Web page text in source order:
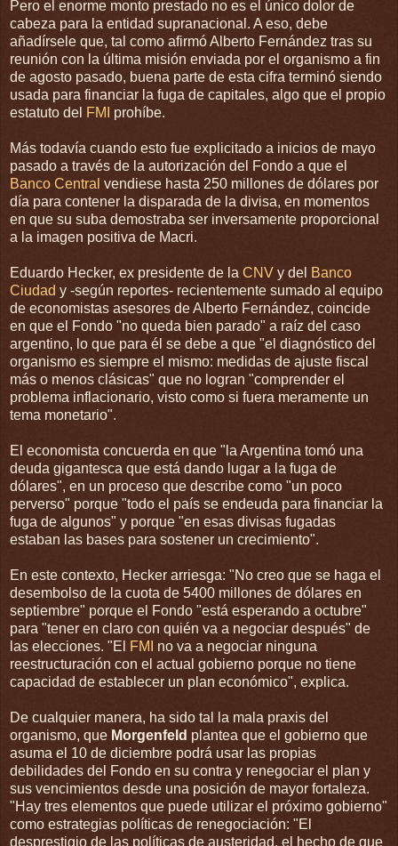
Pero el enorme monto prestado no es el único dolor de
cabeza para la entidad supranacional. A eso, debe
añadírsele que, tal como afirmó Alberto Fernández tras su
reunión con la última misión enviada por el organismo a fin
de agosto pasado, buena parte de esta cifra terminó siendo
usada para financiar la fuga de capitales, algo que el propio
estatuto del FMI prohíbe.
Más todavía cuando esto fue explicitado a inicios de mayo
pasado a través de la autorización del Fondo a que el
Banco Central vendiese hasta 250 millones de dólares por
día para contener la disparada de la divisa, en momentos
en que su suba demostraba ser inversamente proporcional
a la imagen positiva de Macri.
Eduardo Hecker, ex presidente de la CNV y del Banco
Ciudad y -según reportes- recientemente sumado al equipo
de economistas asesores de Alberto Fernández, coincide
en que el Fondo "no queda bien parado" a raíz del caso
argentino, lo que para él se debe a que "el diagnóstico del
organismo es siempre el mismo: medidas de ajuste fiscal
más o menos clásicas" que no logran "comprender el
problema inflacionario, visto como si fuera meramente un
tema monetario".
El economista concuerda en que "la Argentina tomó una
deuda gigantesca que está dando lugar a la fuga de
dólares", en un proceso que describe como "un poco
perverso" porque "todo el país se endeuda para financiar la
fuga de algunos" y porque "en esas divisas fugadas
estaban las bases para sostener un crecimiento".
En este contexto, Hecker arriesga: "No creo que se haga el
desembolso de la cuota de 5400 millones de dólares en
septiembre" porque el Fondo "está esperando a octubre"
para "tener en claro con quién va a negociar después" de
las elecciones. "El
FMI
no va a negociar ninguna
reestructuración con el actual gobierno porque no tiene
capacidad de establecer un plan económico", explica.
De cualquier manera, ha sido tal la mala praxis del
organismo, que Morgenfeld plantea que el gobierno que
asuma el 10 de diciembre podrá usar las propias
debilidades del Fondo en su contra y renegociar el plan y
sus vencimientos desde una posición de mayor fortaleza.
"Hay tres elementos que puede utilizar el próximo gobierno"
como estrategias políticas de renegociación: "El
desprestigio de las políticas de austeridad, el hecho de que